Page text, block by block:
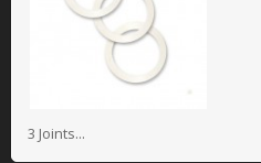
3 Joints...